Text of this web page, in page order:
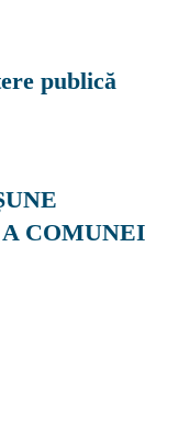
publică
COMUNEI